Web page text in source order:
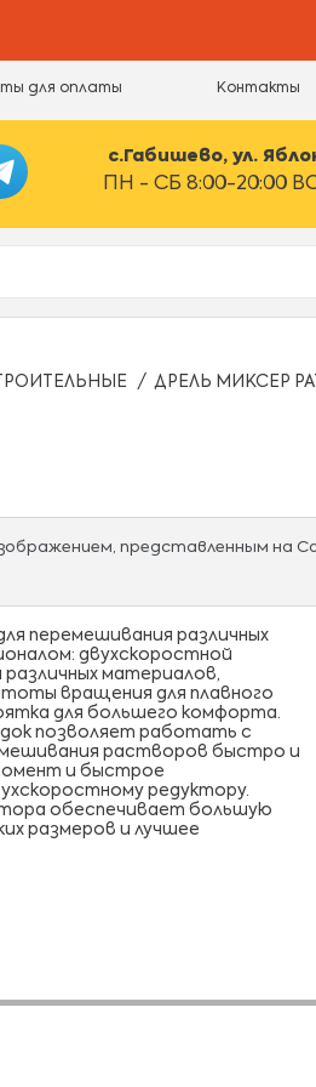
для оплаты Контакты
с.Габишево, ул.
ПН - СБ 8:00-20:00
ДРЕЛЬ МИКСЕР
представленным на
перемешивания различных
двухскоростной
материалов,
вращения для плавного
для большего комфорта.
позволяет работать с
растворов быстро и
и быстрое
редуктору.
обеспечивает большую
размеров и лучшее